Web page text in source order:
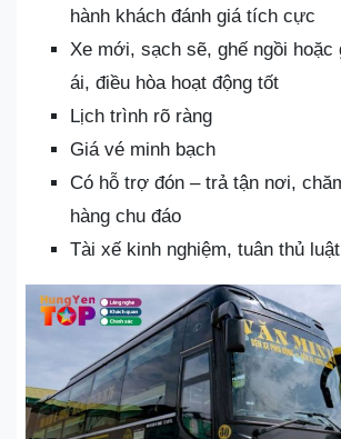
hành khách đánh giá tích cực
Xe mới, sạch sẽ, ghế ngồi hoặc
ái, điều hòa hoạt động tốt
Lịch trình rõ ràng
Giá vé minh bạch
Có hỗ trợ đón – trả tận nơi,
hàng chu đáo
Tài xế kinh nghiệm, tuân thủ